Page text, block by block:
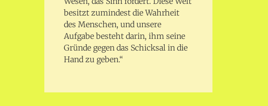
besitzt zumindest die Wahrheit
des Menschen, und unsere
Aufgabe besteht darin, ihm seine
Gründe gegen das Schicksal in die
Hand zu geben.“